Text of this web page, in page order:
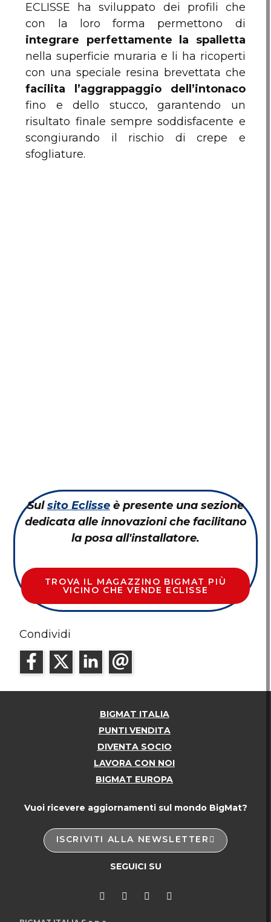
ECLISSE ha sviluppato dei profili che
con la loro forma permettono di
integrare perfettamente la spalletta
nella superficie muraria e li ha ricoperti
con una speciale resina brevettata che
facilita l’aggrappaggio dell’intonaco
fino e dello stucco, garantendo un
risultato finale sempre soddisfacente e
scongiurando il rischio di crepe e
sfogliature.
Sulsito Eclisse è presente una sezione
dedicata alle innovazioni che facilitano
la posa all'installatore.
TROVA IL MAGAZZINO BIGMAT PIÙ
VICINO CHE VENDE ECLISSE
Condividi
BIGMAT ITALIA
PUNTI VENDITA
DIVENTA SOCIO
LAVORA CON NOI
BIGMAT EUROPA
Vuoi ricevere aggiornamenti sul mondo BigMat?
ISCRIVITI ALLA NEWSLETTER
SEGUICI SU